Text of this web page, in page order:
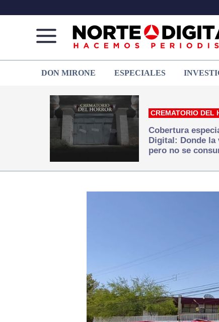
de
Juárez
que
hacemos periodismo
DON MIRONE ESPECIALES
CREMATORIO DEL
Cobertura
Digital: Donde
pero no se